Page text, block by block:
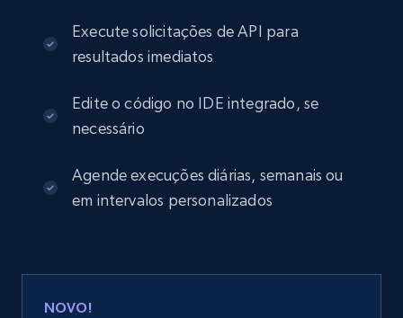
Execute solicitações de API para
resultados imediatos
Edite o código no IDE integrado, se
necessário
Agende execuções diárias, semanais ou
em intervalos personalizados
NOVO!